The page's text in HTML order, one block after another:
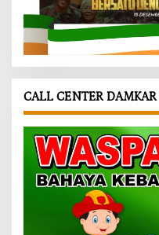
CALL CENTER